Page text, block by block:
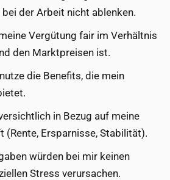
der Arbeit nicht ablenken.
Vergütung fair im Verhältnis
den Marktpreisen ist.
die Benefits, die mein
in Bezug auf meine
(Rente, Ersparnisse, Stabilität).
würden bei mir keinen
Stress verursachen.